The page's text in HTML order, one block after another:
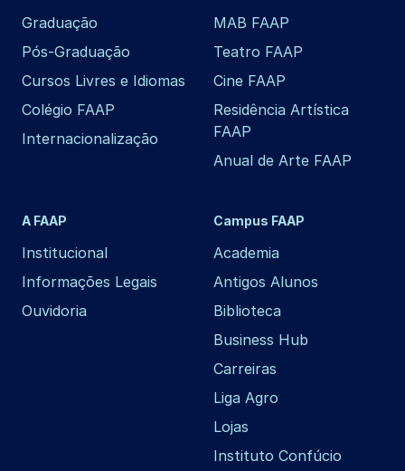
Graduação
Pós-Graduação
Cursos Livres e Idiomas
Colégio FAAP
Internacionalização
MAB FAAP
Teatro FAAP
Cine FAAP
Residência Artística
FAAP
Anual de Arte FAAP
A FAAP
Institucional
Informações Legais
Ouvidoria
Campus FAAP
Academia
Antigos Alunos
Biblioteca
Business Hub
Carreiras
Liga Agro
Lojas
Instituto Confúcio